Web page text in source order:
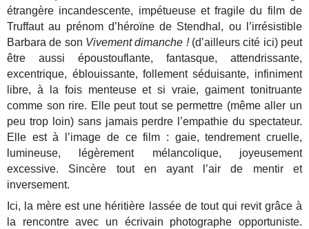
étrangère incandescente, impétueuse et fragile du film de
Truffaut au prénom d’héroïne de Stendhal, ou l’irrésistible
Barbara de son Vivement dimanche ! (d’ailleurs cité ici) peut
être aussi époustouflante, fantasque, attendrissante,
excentrique, éblouissante, follement séduisante, infiniment
libre, à la fois menteuse et si vraie, gaiment tonitruante
comme son rire. Elle peut tout se permettre (même aller un
peu trop loin) sans jamais perdre l’empathie du spectateur.
Elle est à l’image de ce film : gaie, tendrement cruelle,
lumineuse, légèrement mélancolique, joyeusement
excessive. Sincère tout en ayant l’air de mentir et
inversement.
Ici, la mère est une héritière lassée de tout qui revit grâce à
la rencontre avec un écrivain photographe opportuniste.